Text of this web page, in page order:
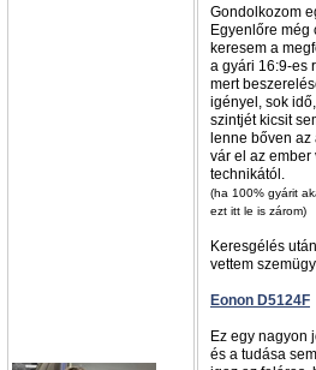
Gondolkozom
Egyenlőre még
keresem a
a gyári 16:9-es
mert
igényel, sok
szintjét kicsit
lenne bőven
vár el az ember
technikától.
(ha 100% gyárit
ezt itt le is zárom)
Keresgélés
vettem
Eonon D5124F
Ez egy nagyon
és a tudása